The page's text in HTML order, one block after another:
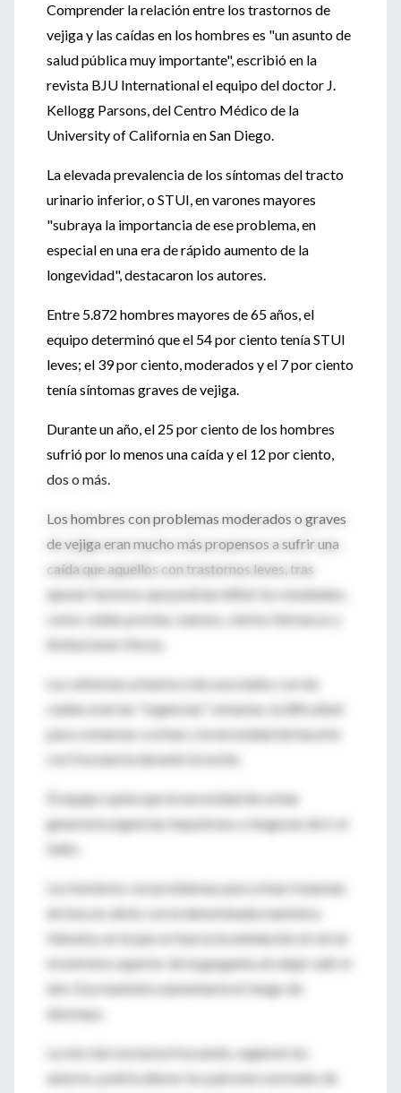
Comprender la relación entre los trastornos de
vejiga y las caídas en los hombres es "un asunto de
salud pública muy importante", escribió en la
revista BJU International el equipo del doctor J.
Kellogg Parsons, del Centro Médico de la
University of California en San Diego.
La elevada prevalencia de los síntomas del tracto
urinario inferior, o STUI, en varones mayores
"subraya la importancia de ese problema, en
especial en una era de rápido aumento de la
longevidad", destacaron los autores.
Entre 5.872 hombres mayores de 65 años, el
equipo determinó que el 54 por ciento tenía STUI
leves; el 39 por ciento, moderados y el 7 por ciento
tenía síntomas graves de vejiga.
Durante un año, el 25 por ciento de los hombres
sufrió por lo menos una caída y el 12 por ciento,
dos o más.
Los hombres con problemas moderados o graves
de vejiga eran mucho más propensos a sufrir una
caída que aquellos con trastornos leves, tras
ajustar factores que podrían influir los resultados,
como caídas previas, mareos, ciertos fármacos y
limitaciones físicas.
Los síntomas urinarios más asociados con las
caídas eran las "urgencias" urinarias, la dificultad
para comenzar a orinar y la necesidad de hacerlo
con frecuencia durante la noche.
El equipo opina que la necesidad de orinar
generaría urgencias impulsivas y riesgosas de ir al
baño.
Los hombres con problemas para orinar tratarían
de buscar alivio con la denominada maniobra
Valsalva, en la que se fuerza la exhalación al cerrar
el extremo superior de la garganta sin dejar salir el
aire. Esa maniobra aumentaría el riesgo de
desmayo.
La micción nocturna frecuente, sugieren los
autores, podría alterar los patrones normales de